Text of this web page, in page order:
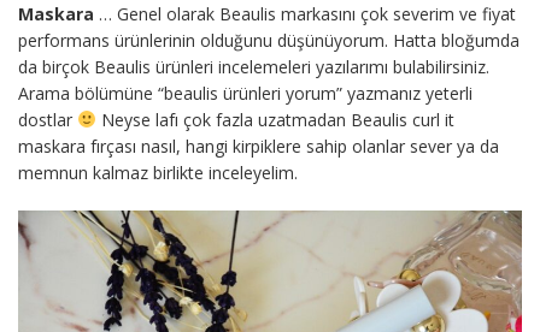
Maskara … Genel olarak Beaulis markasını çok severim ve fiyat
performans ürünlerinin olduğunu düşünüyorum. Hatta bloğumda
da birçok Beaulis ürünleri incelemeleri yazılarımı bulabilirsiniz.
Arama bölümüne “beaulis ürünleri yorum” yazmanız yeterli
dostlar
Neyse lafı çok fazla uzatmadan Beaulis curl it
maskara fırçası nasıl, hangi kirpiklere sahip olanlar sever ya da
memnun kalmaz birlikte inceleyelim.